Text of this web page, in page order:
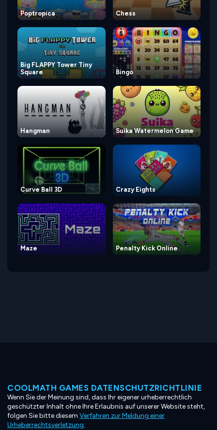
Poptropica Chess
Big FLAPPY Tower Tiny
Square
Bingo
Hangman Suika Watermelon Game
Curve Ball 3D Crazy Eights
Maze Penalty Kick Online
COOLMATH GAMES DATENSCHUTZRICHTLINIE
Wenn Sie der Meinung sind, dass Ihr eigener urheberrechtlich
geschützter Inhalt ohne Ihre Erlaubnis auf unserer Website steht,
folgen Sie bitte diesem Verfahren zur Meldung einer
Urheberrechtsverletzung.